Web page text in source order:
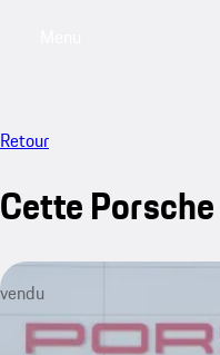
Retour
Cette
vendu